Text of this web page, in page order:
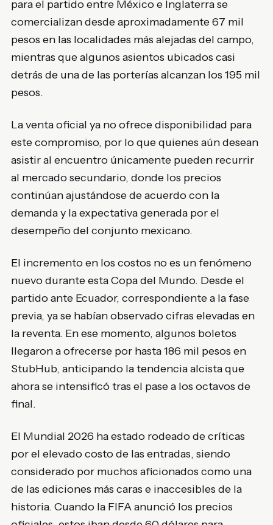
para el partido entre México e Inglaterra se
comercializan desde aproximadamente 67 mil
pesos en las localidades más alejadas del campo,
mientras que algunos asientos ubicados casi
detrás de una de las porterías alcanzan los 195 mil
pesos.
La venta oficial ya no ofrece disponibilidad para
este compromiso, por lo que quienes aún desean
asistir al encuentro únicamente pueden recurrir
al mercado secundario, donde los precios
continúan ajustándose de acuerdo con la
demanda y la expectativa generada por el
desempeño del conjunto mexicano.
El incremento en los costos no es un fenómeno
nuevo durante esta Copa del Mundo. Desde el
partido ante Ecuador, correspondiente a la fase
previa, ya se habían observado cifras elevadas en
la reventa. En ese momento, algunos boletos
llegaron a ofrecerse por hasta 186 mil pesos en
StubHub, anticipando la tendencia alcista que
ahora se intensificó tras el pase a los octavos de
final.
El Mundial 2026 ha estado rodeado de críticas
por el elevado costo de las entradas, siendo
considerado por muchos aficionados como una
de las ediciones más caras e inaccesibles de la
historia. Cuando la FIFA anunció los precios